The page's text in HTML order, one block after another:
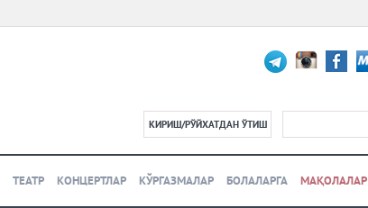
КИРИШ/РЎЙХАТДАН ЎТИШ
ТЕАТР КОНЦЕРТЛАР КЎРГАЗМАЛАР БОЛАЛАРГА МАҚОЛАЛАР